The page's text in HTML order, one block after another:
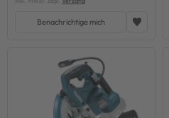
Benachrichtige mich